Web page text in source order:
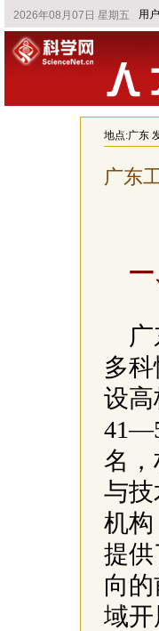
地点:广东
广东
多
设
名
与技
机
提
向
域